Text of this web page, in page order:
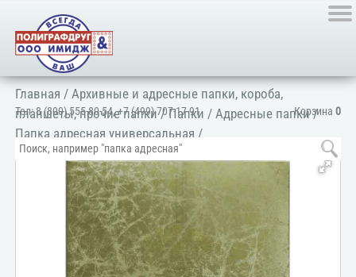
Корзина 0
Тел:8 (800) 555-80-54,+7 (499) 707-17-91
Главная /Архивные и адресные папки, короба,
планшеты, прочие папки/Папки /Адресные папки/
Папка адресная универсальная /